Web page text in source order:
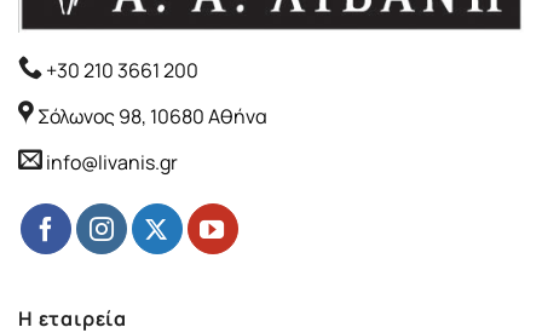
+30 210 3661 200
Σόλωνος 98, 10680 Αθήνα
info@livanis.gr
Η εταιρεία